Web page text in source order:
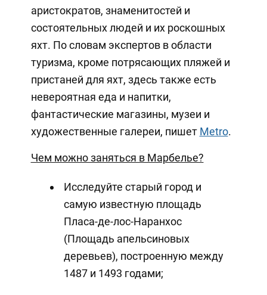
аристократов, знаменитостей и
состоятельных людей и их роскошных
яхт. По словам экспертов в области
туризма, кроме потрясающих пляжей и
пристаней для яхт, здесь также есть
невероятная еда и напитки,
фантастические магазины, музеи и
художественные галереи, пишет Metro.
Чем можно заняться в Марбелье?
Исследуйте старый город и
самую известную площадь
Пласа-де-лос-Наранхос
(Площадь апельсиновых
деревьев), построенную между
1487 и 1493 годами;